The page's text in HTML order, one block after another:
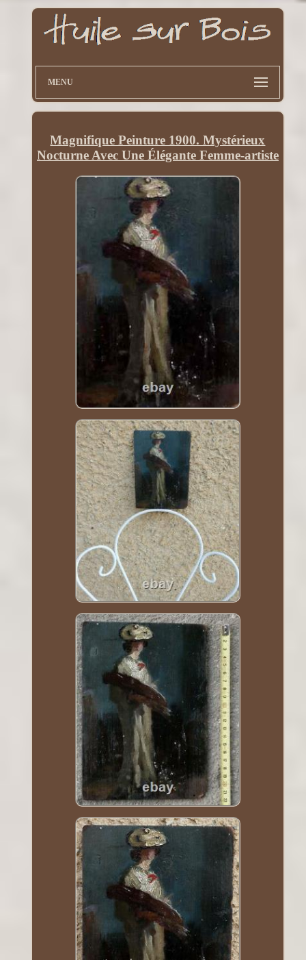
MENU
Magnifique Peinture 1900. Mystérieux
Nocturne Avec Une Élégante Femme-artiste